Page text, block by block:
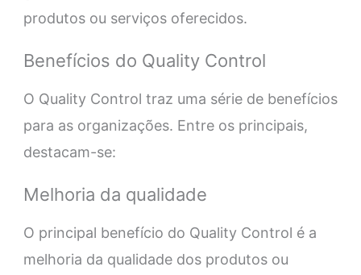
produtos ou serviços oferecidos.
Benefícios do Quality Control
O Quality Control traz uma série de benefícios
para as organizações. Entre os principais,
destacam-se:
Melhoria da qualidade
O principal benefício do Quality Control é a
melhoria da qualidade dos produtos ou